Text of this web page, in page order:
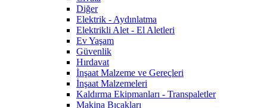
Diğer
Elektrik - Aydınlatma
Elektrikli Alet - El Aletleri
Ev Yaşam
Güvenlik
Hırdavat
İnşaat Malzeme ve Gereçleri
İnşaat Malzemeleri
Kaldırma Ekipmanları - Transpaletler
Makina Bıçakları